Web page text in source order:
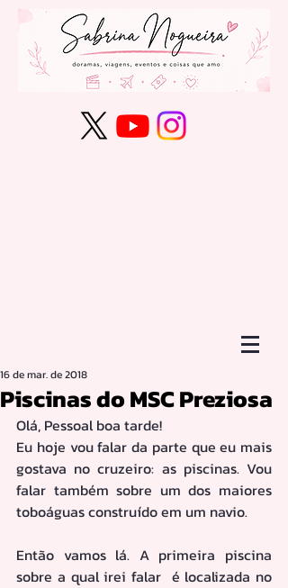
Piscinas do MSC Preziosa
16 de mar. de 2018
Olá, Pessoal boa tarde!
Eu hoje vou falar da parte que eu mais
gostava no cruzeiro: as piscinas. Vou
falar também sobre um dos maiores
toboáguas construído em um navio.
Então vamos lá. A primeira piscina
sobre a qual irei falar  é localizada no